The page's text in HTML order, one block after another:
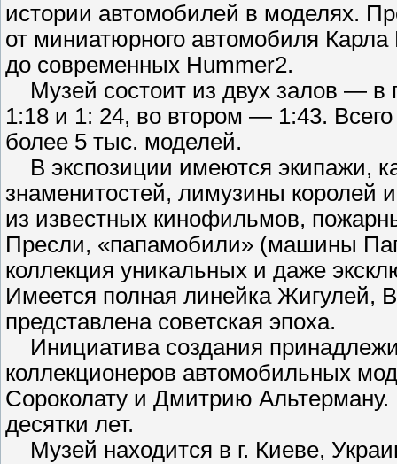
истории автомобилей в моделях. П
от миниатюрного автомобиля
до современных Hummer2.
Музей состоит из двух залов —
1:18 и 1: 24, во втором — 1:43.
более 5 тыс. моделей.
В экспозиции имеются экипажи,
знаменитостей, лимузины королей
из известных кинофильмов,
Пресли, «папамобили» (машины
коллекция уникальных и даже
Имеется полная линейка Жигулей,
представлена советская эпоха.
Инициатива создания
коллекционеров автомобильных
Сороколату и Дмитрию Альтерману.
десятки лет.
Музей находится в г. Киеве,